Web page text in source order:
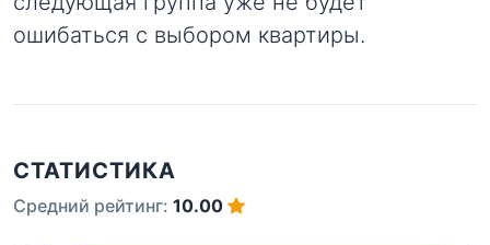
ошибаться с выбором квартиры.
СТАТИСТИКА
Средний рейтинг: 10.00